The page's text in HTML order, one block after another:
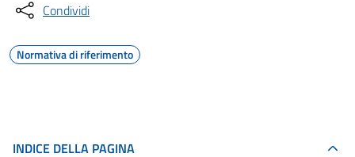
Condividi
Normativa di riferimento
INDICE DELLA PAGINA